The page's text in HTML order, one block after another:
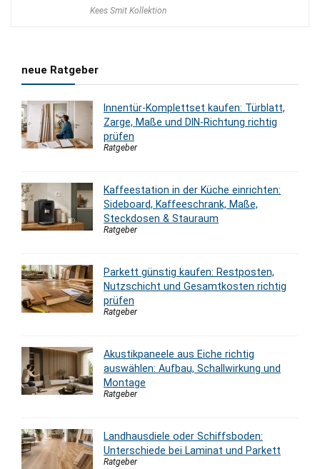
war:
ist:
Kees Smit Kollektion
neue Ratgeber
Innentür-Komplettset kaufen: Türblatt,
Zarge, Maße und DIN-Richtung richtig
prüfen
Ratgeber
Kaffeestation in der Küche einrichten:
Sideboard, Kaffeeschrank, Maße,
Steckdosen & Stauraum
Ratgeber
Parkett günstig kaufen: Restposten,
Nutzschicht und Gesamtkosten richtig
prüfen
Ratgeber
Akustikpaneele aus Eiche richtig
auswählen: Aufbau, Schallwirkung und
Montage
Ratgeber
Landhausdiele oder Schiffsboden:
Unterschiede bei Laminat und Parkett
Ratgeber